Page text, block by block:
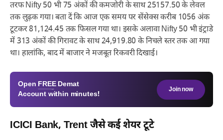
तरफ Nifty 50 भी 75 अंकों की कमजोरी के साथ 25157.50 के लेवल
तक लुढ़क गया। बता दें कि आज एक समय पर सेंसेक्स करीब 1056 अंक
टूटकर 81,124.45 तक फिसल गया था। इसके अलावा Nifty 50 भी इंट्राडे
में 313 अंकों की गिरावट के साथ 24,919.80 के निचले स्तर तक आ गया
था। हालांकि, बाद में बाजार ने मजबूत रिकवरी दिखाई।
Open FREE Demat
Account within minutes!
Join now
ICICI Bank, Trent जैसे कई शेयर टूटे